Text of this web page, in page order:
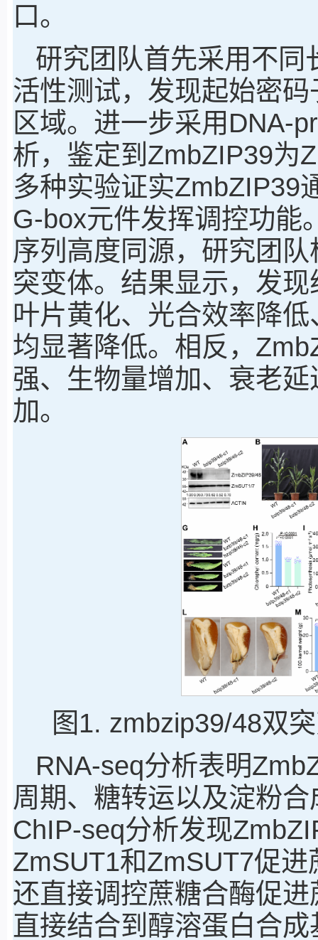
口。
研究团队首先采用不同
活性测试，发现起始密
区域。进一步采用DNA-
析，鉴定到ZmbZIP39为
多种实验证实ZmbZIP39
G-box元件发挥调控功能
序列高度同源，研究团
突变体。结果显示，发
叶片黄化、光合效率降
均显著降低。相反，
强、生物量增加、衰老
加。
图1. zmbzip39/48双
RNA-seq分析表明
周期、糖转运以及淀粉
ChIP-seq分析发现
ZmSUT1和ZmSUT7促
还直接调控蔗糖合酶促
直接结合到醇溶蛋白合